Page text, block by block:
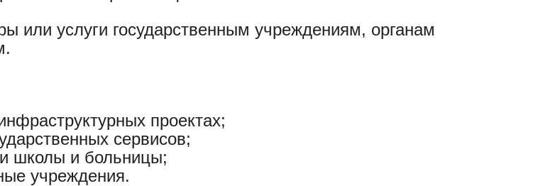
или услуги государственным учреждениям, органам
проектах;
сервисов;
школы и больницы;
учреждения.